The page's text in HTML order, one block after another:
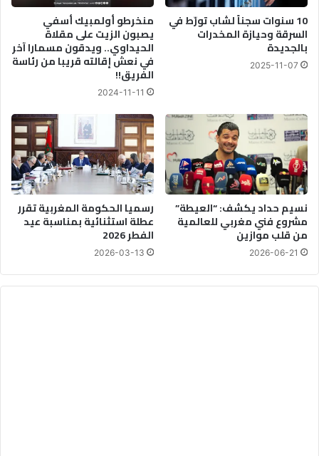
ن
ش
ه
ر
ي
ر
10 سنوات سجناً لشاب تورّط في
السرقة وحيازة المخدرات
بالجديدة
2025-11-07
منخرطو أولمبيك أسفي
يصبون الزيت على مقلاة
الحيداوي.. ويدقون مسمارا آخر
في نعش إقالته قريبا من رئاسة
الفريق!!
2024-11-11
نسيم حداد يكشف: “العيطة”
مشروع فني مغربي للعالمية
من قلب موازين
2026-06-21
رسميا الحكومة المغربية تقرر
عطلة استثنائية بمناسبة عيد
الفطر 2026
2026-03-13